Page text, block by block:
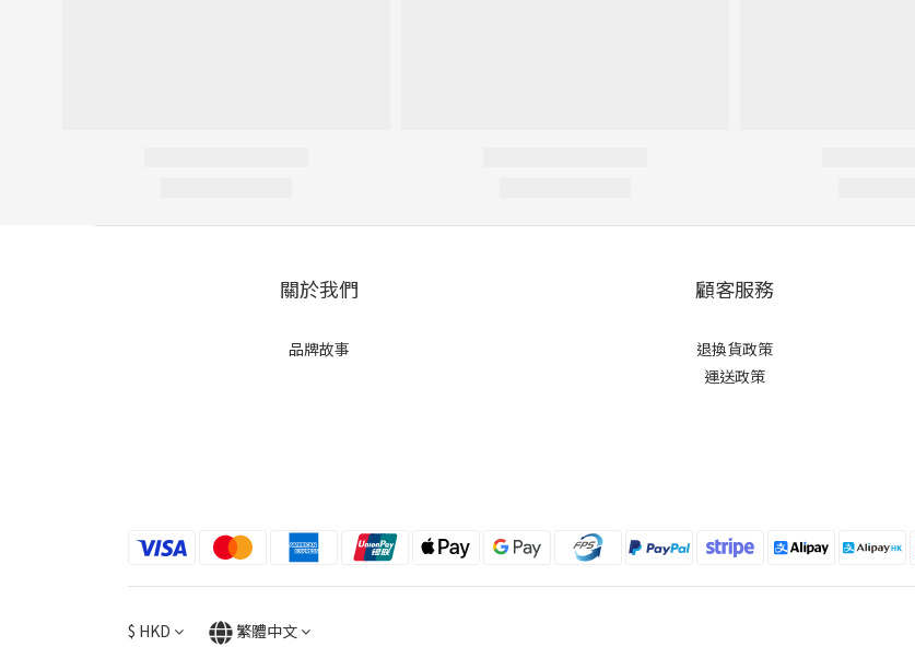
關於我們
品牌故事
顧客服務
退換貨政策
運送政策
$ HKD 繁體中文